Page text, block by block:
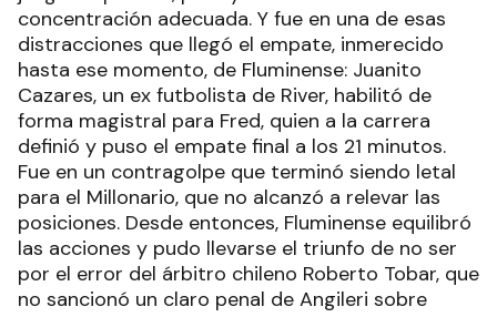
concentración adecuada. Y fue en una de esas
distracciones que llegó el empate, inmerecido
hasta ese momento, de Fluminense: Juanito
Cazares, un ex futbolista de River, habilitó de
forma magistral para Fred, quien a la carrera
definió y puso el empate final a los 21 minutos.
Fue en un contragolpe que terminó siendo letal
para el Millonario, que no alcanzó a relevar las
posiciones. Desde entonces, Fluminense equilibró
las acciones y pudo llevarse el triunfo de no ser
por el error del árbitro chileno Roberto Tobar, que
no sancionó un claro penal de Angileri sobre